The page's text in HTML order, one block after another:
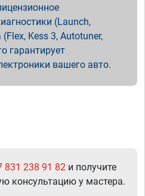
(Launch,
Kess 3, Autotuner,
гарантирует
вашего авто.
831 238 91 82 и получите
консультацию у мастера.